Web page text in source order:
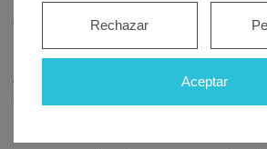
en “
desconectar esos reflujos , con lo
Ante la recurrente pregunta sobre cómo
Aceptar
Rechazar